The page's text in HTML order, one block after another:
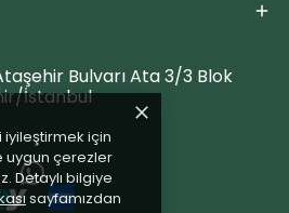
iyileştirmek için
uygun çerezler
Detaylı bilgiye
sayfamızdan
Bulvarı Ata 3/3 Blok
İstanbul